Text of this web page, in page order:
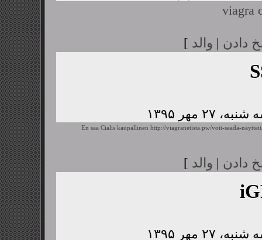
viagra
دادن | والد ]
En saa Cialis kaupallinen http://viagranetista.pw/voit-saada-
دادن | والد ]